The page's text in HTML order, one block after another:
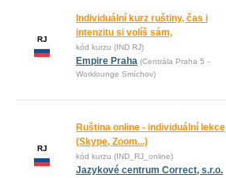
RJ
Individuální kurz ruštiny, čas i
intenzitu si volíš sám,
kód kurzu (IND RJ)
Empire Praha (Centrála Praha 5 -
Worklounge Smíchov)
RJ
Ruština online - individuální lekce
(Skype, Zoom...)
kód kurzu (IND_RJ_online)
Jazykové centrum Correct, s.r.o.